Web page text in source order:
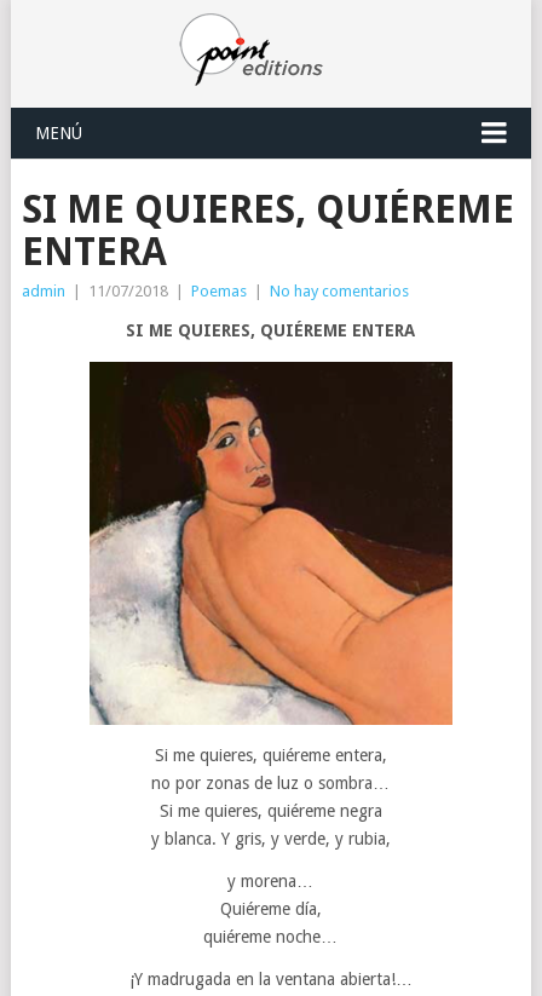
MENÚ
SI ME QUIERES, QUIÉREME
ENTERA
admin 11/07/2018 Poemas No hay comentarios
SI ME QUIERES, QUIÉREME ENTERA
Si me quieres, quiéreme entera,
no por zonas de luz o sombra…
Si me quieres, quiéreme negra
y blanca. Y gris, y verde, y rubia,
y morena…
Quiéreme día,
quiéreme noche…
¡Y madrugada en la ventana abierta!…